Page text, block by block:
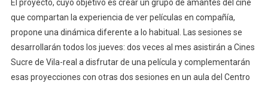
El proyecto, cuyo objetivo es crear un grupo de amantes del cine
que compartan la experiencia de ver películas en compañía,
propone una dinámica diferente a lo habitual. Las sesiones se
desarrollarán todos los jueves: dos veces al mes asistirán a Cines
Sucre de Vila-real a disfrutar de una película y complementarán
esas proyecciones con otras dos sesiones en un aula del Centro